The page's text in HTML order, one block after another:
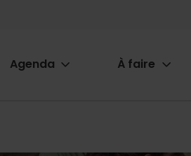
Agenda À faire